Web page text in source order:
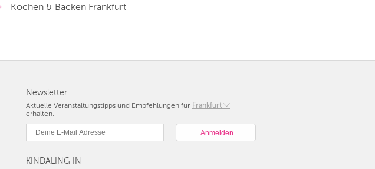
Kochen & Backen Frankfurt
Newsletter
Aktuelle Veranstaltungstipps und Empfehlungen für Frankfurt
Berlin
Hamburg
erhalten.
KINDALING IN